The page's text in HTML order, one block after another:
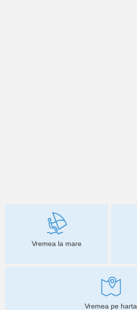
Vremea la mare
Vremea pe harta